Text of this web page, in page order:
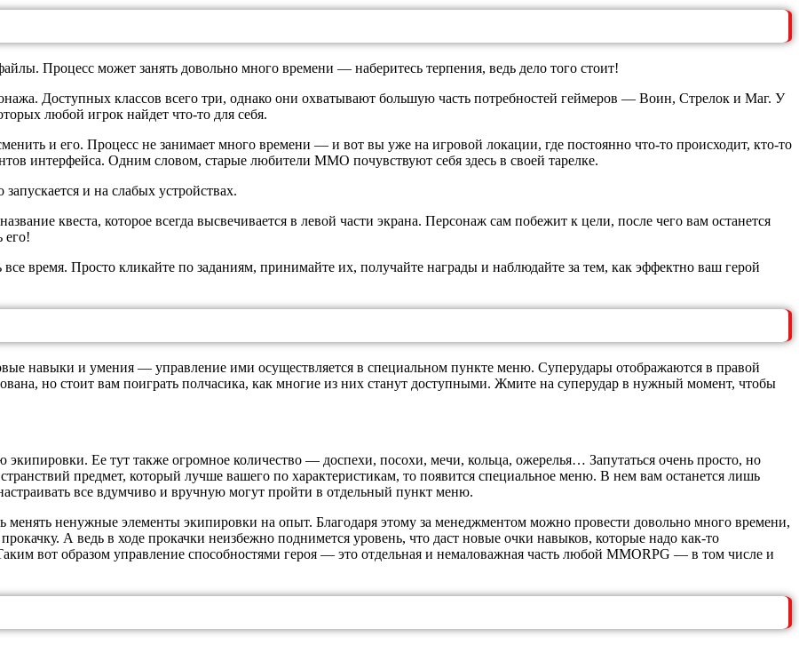
Процесс может занять довольно много времени — наберитесь терпения, ведь дело того стоит!
Доступных классов всего три, однако они охватывают большую часть потребностей геймеров — Воин, Стрелок и Маг. У
любой игрок найдет что-то для себя.
и его. Процесс не занимает много времени — и вот вы уже на игровой локации, где постоянно что-то происходит, кто-то
интерфейса. Одним словом, старые любители ММО почувствуют себя здесь в своей тарелке.
и на слабых устройствах.
квеста, которое всегда высвечивается в левой части экрана. Персонаж сам побежит к цели, после чего вам останется
его!
время. Просто кликайте по заданиям, принимайте их, получайте награды и наблюдайте за тем, как эффектно ваш герой
навыки и умения — управление ими осуществляется в специальном пункте меню. Суперудары отображаются в правой
но стоит вам поиграть полчасика, как многие из них станут доступными. Жмите на суперудар в нужный момент, чтобы
Ее тут также огромное количество — доспехи, посохи, мечи, кольца, ожерелья… Запутаться очень просто, но
предмет, который лучше вашего по характеристикам, то появится специальное меню. В нем вам останется лишь
все вдумчиво и вручную могут пройти в отдельный пункт меню.
менять ненужные элементы экипировки на опыт. Благодаря этому за менеджментом можно провести довольно много времени,
А ведь в ходе прокачки неизбежно поднимется уровень, что даст новые очки навыков, которые надо как-то
вот образом управление способностями героя — это отдельная и немаловажная часть любой MMORPG — в том числе и